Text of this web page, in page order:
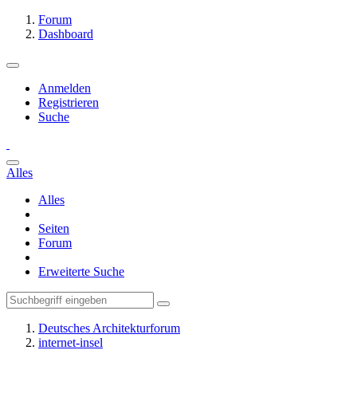
Forum
Dashboard
Anmelden
Registrieren
Suche
Alles
Alles
Seiten
Forum
Erweiterte Suche
Deutsches Architekturforum
internet-insel